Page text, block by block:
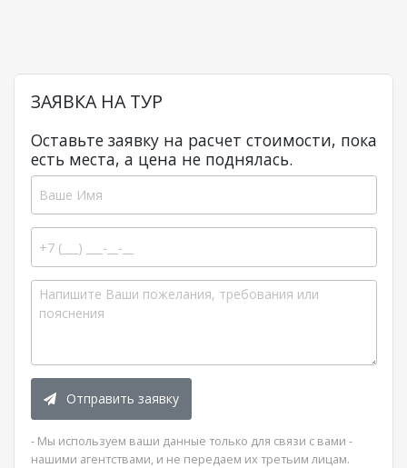
ЗАЯВКА НА ТУР
Оставьте заявку на расчет стоимости, пока
есть места, а цена не поднялась.
Отправить заявку
- Мы используем ваши данные только для связи с вами -
нашими агентствами, и не передаем их третьим лицам.